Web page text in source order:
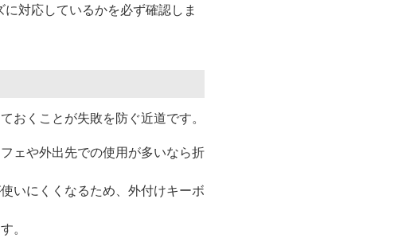
対応しているかを必ず確認しま
おくことが失敗を防ぐ近道です。
ェや外出先での使用が多いなら折
いにくくなるため、外付けキーボ
。